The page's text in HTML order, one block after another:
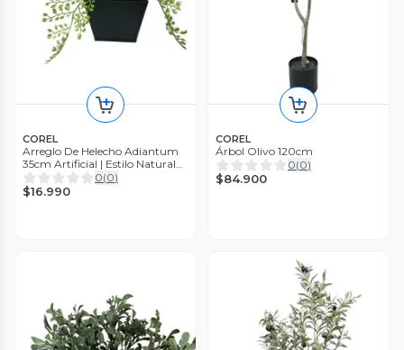
COREL
Arreglo De Helecho Adiantum
35cm Artificial | Estilo Natural
para Interiores y Vitrinas
0(0)
$16.990
COREL
Árbol Olivo 120cm
0(0)
$84.900